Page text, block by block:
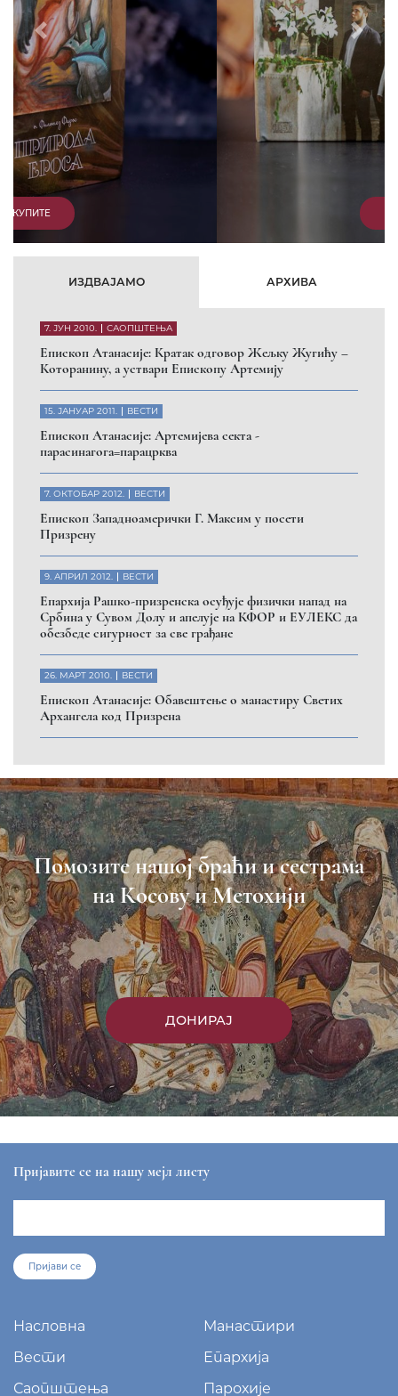
Prethodni
ИЗДВАЈАМО АРХИВА
7. ЈУН 2010. САОПШТЕЊА
Eпископ Атанасије: Кратак одговор Жељку Жугићу –
Которанину, а уствари Епископу Артемију
15. ЈАНУАР 2011. ВЕСТИ
Eпископ Атанасије: Артемијева секта -
парасинагога=парацрква
7. ОКТОБАР 2012. ВЕСТИ
Eпископ Западноамерички Г. Максим у посети
Призрену
9. АПРИЛ 2012. ВЕСТИ
Eпархија Рашко-призренска осуђује физички напад на
Србина у Сувом Долу и апелује на КФОР и ЕУЛЕКС да
обезбеде сигурност за све грађане
26. МАРТ 2010. ВЕСТИ
Eпископ Атанасије: Обавештење о манастиру Светих
Архангела код Призрена
Помозите нашој браћи и сестрама
на Косову и Метохији
ДОНИРАЈ
Пријавите се на нашу мејл листу
Пријави се
Насловна
Манастири
Вести
Епархија
Саопштења
Парохије